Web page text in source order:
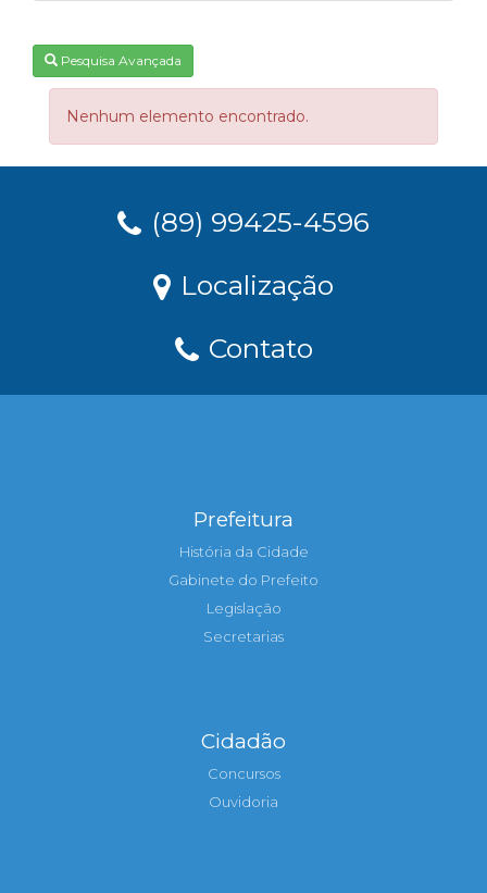
Pesquisa Avançada
Nenhum elemento encontrado.
(89) 99425-4596
Localização
Contato
Prefeitura
História da Cidade
Gabinete do Prefeito
Legislação
Secretarias
Cidadão
Concursos
Ouvidoria